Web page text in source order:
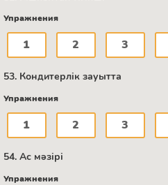
Упражнения
1 2 3
53. Кондитерлік зауытта
Упражнения
1 2 3
54. Ас мәзірі
Упражнения